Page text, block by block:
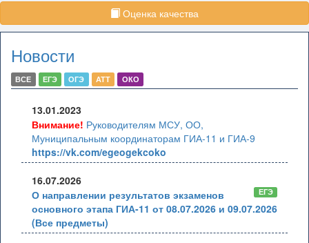
Оценка качества
Новости
ВСЕ ЕГЭ ОГЭ АТТ ОКО
13.01.2023
Внимание! Руководителям МСУ, ОО,
Муниципальным координаторам ГИА-11 и ГИА-9
https://vk.com/egeogekcoko
16.07.2026
ЕГЭ
О направлении результатов экзаменов
основного этапа ГИА-11 от 08.07.2026 и 09.07.2026
(Все предметы)